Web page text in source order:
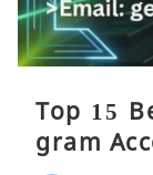
Top 15
gram